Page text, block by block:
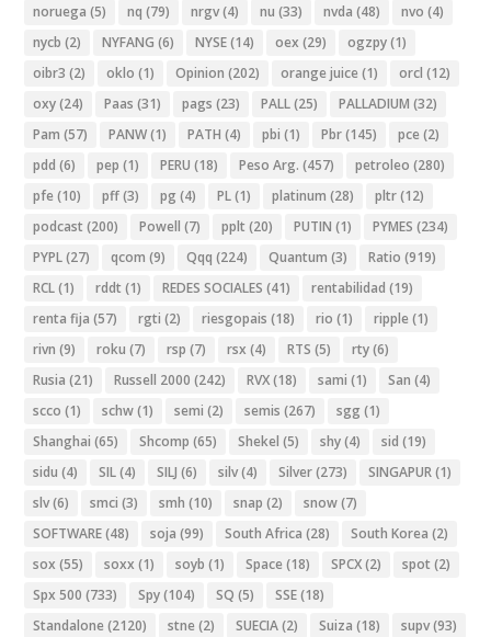
noruega (5) nq (79) nrgv(4) nu (33) nvda (48) nvo (4)
nycb (2) NYFANG (6) NYSE(14) oex (29) ogzpy(1)
oibr3 (2) oklo (1) Opinion (202) orange juice (1) orcl (12)
oxy(24) Paas (31) pags (23) PALL(25) PALLADIUM (32)
Pam (57) PANW(1) PATH (4) pbi (1) Pbr(145) pce (2)
pdd (6) pep (1) PERU (18) Peso Arg. (457) petroleo (280)
pfe (10) pff(3) pg (4) PL(1) platinum (28) pltr(12)
podcast (200) Powell (7) pplt (20) PUTIN (1) PYMES (234)
PYPL(27) qcom (9) Qqq (224) Quantum (3) Ratio (919)
RCL(1) rddt (1) REDES SOCIALES (41) rentabilidad (19)
renta fija (57) rgti (2) riesgopais (18) rio (1) ripple (1)
rivn (9) roku (7) rsp (7) rsx (4) RTS (5) rty(6)
Rusia (21) Russell 2000 (242) RVX(18) sami (1) San (4)
scco (1) schw(1) semi (2) semis (267) sgg (1)
Shanghai (65) Shcomp (65) Shekel (5) shy(4) sid (19)
sidu (4) SIL(4) SILJ (6) silv(4) Silver(273) SINGAPUR(1)
slv(6) smci (3) smh (10) snap (2) snow(7)
SOFTWARE(48) soja (99) South Africa (28) South Korea (2)
sox (55) soxx (1) soyb (1) Space (18) SPCX(2) spot (2)
Spx 500 (733) Spy(104) SQ (5) SSE(18)
Standalone (2120) stne (2) SUECIA(2) Suiza (18) supv(93)